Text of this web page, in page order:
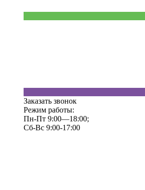
Заказать звонок
Режим работы:
Пн-Пт 9:00—18:00;
Сб-Вс 9:00-17:00